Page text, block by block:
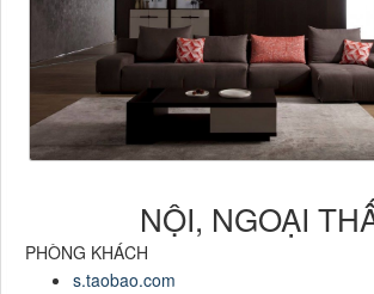
NỘI, NGOẠI
PHÒNG KHÁCH
s.taobao.com